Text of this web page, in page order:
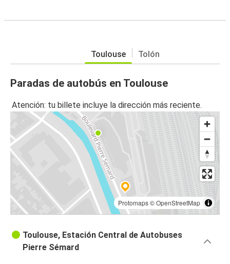
Toulouse Tolón
Paradas de autobús en Toulouse
Atención: tu billete incluye la dirección más reciente.
Protomaps©OpenStreetMap
Toulouse, Estación Central de Autobuses
Pierre Sémard